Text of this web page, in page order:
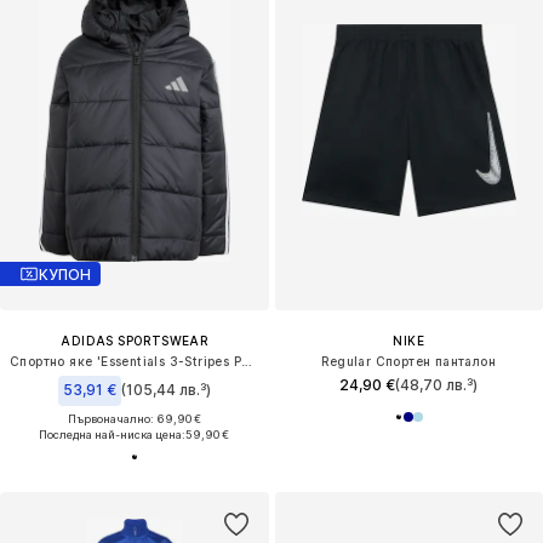
КУПОН
ADIDAS SPORTSWEAR
53,91 € (105,44 лв.³)
Първоначално: 69,90 €
Последна най-ниска цена:59,90 €
NIKE
Regular Спортен панталон
24,90 €(48,70 лв.³)